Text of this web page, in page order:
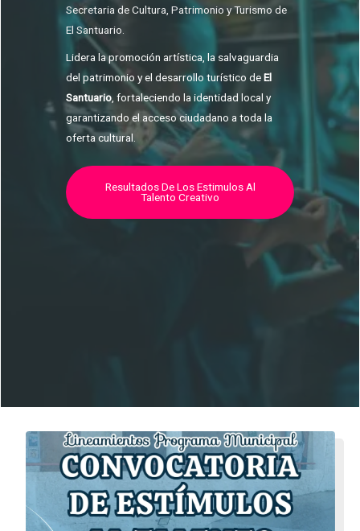
Secretaria de Cultura, Patrimonio y Turismo de
El Santuario.
Lidera la promoción artística, la salvaguardia
del patrimonio y el desarrollo turístico deEl
Santuario, fortaleciendo la identidad local y
garantizando el acceso ciudadano a toda la
oferta cultural.
Resultados De Los Estimulos Al
Talento Creativo